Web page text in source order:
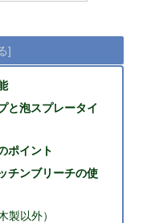
と泡スプレータイ
ポイント
チンブリーチの使
製以外）